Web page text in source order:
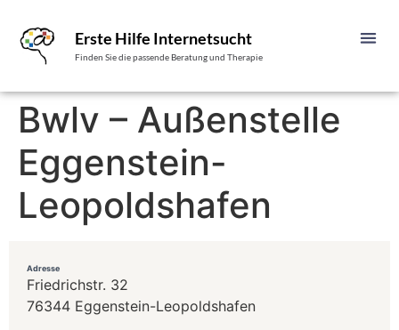
Erste Hilfe Internetsucht
Finden Sie die passende Beratung und Therapie
Bwlv – Außenstelle
Eggenstein-
Leopoldshafen
Adresse
Friedrichstr. 32
76344 Eggenstein-Leopoldshafen